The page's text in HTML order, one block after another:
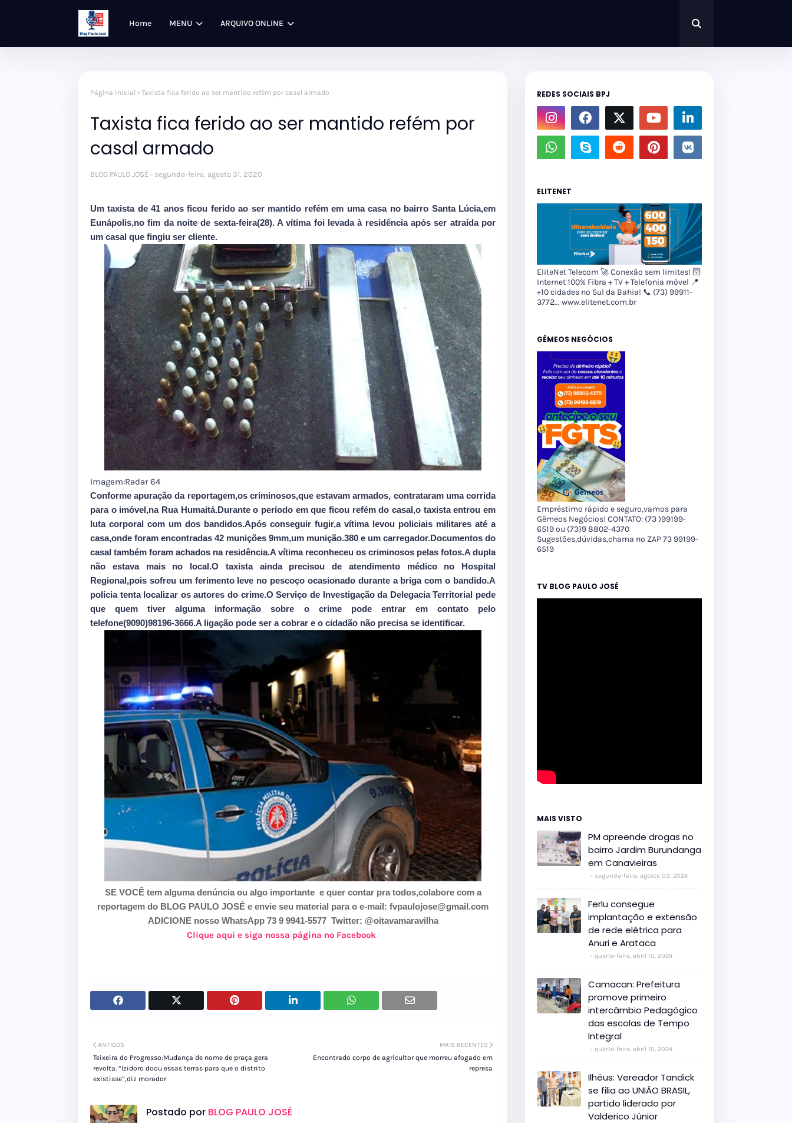
Home MENU ARQUIVO ONLINE
Página inicial Taxista fica ferido ao ser mantido refém por casal armado
Taxista fica ferido ao ser mantido refém por
casal armado
BLOG PAULO JOSÉ segunda-feira, agosto 31, 2020
Um taxista de 41 anos ficou ferido ao ser mantido refém em uma casa no bairro Santa Lúcia,em
Eunápolis,no fim da noite de sexta-feira(28). A vítima foi levada à residência após ser atraída por
um casal que fingiu ser cliente.
Imagem:Radar 64
Conforme apuração da reportagem,os criminosos,que estavam armados, contrataram uma corrida
para o imóvel,na Rua Humaitá.Durante o período em que ficou refém do casal,o taxista entrou em
luta corporal com um dos bandidos.Após conseguir fugir,a vítima levou policiais militares até a
casa,onde foram encontradas 42 munições 9mm,um munição.380 e um carregador.Documentos do
casal também foram achados na residência.A vítima reconheceu os criminosos pelas fotos.A dupla
não estava mais no local.O taxista ainda precisou de atendimento médico no Hospital
Regional,pois sofreu um ferimento leve no pescoço ocasionado durante a briga com o bandido.A
polícia tenta localizar os autores do crime.O Serviço de Investigação da Delegacia Territorial pede
que quem tiver alguma informação sobre o crime pode entrar em contato pelo
telefone(9090)98196-3666.A ligação pode ser a cobrar e o cidadão não precisa se identificar.
SE VOCÊ tem alguma denúncia ou algo importante e quer contar pra todos,colabore com a
reportagem do BLOG PAULO JOSÉ e envie seu material para o e-mail: fvpaulojose@gmail.com
ADICIONE nosso WhatsApp 73 9 9941-5577 Twitter: @oitavamaravilha
Clique aqui e siga nossa página no Facebook
MAIS RECENTES
Encontrado corpo de agricultor que morreu afogado em
represa
ANTIGOS
Teixeira do Progresso:Mudança de nome de praça gera
revolta. “Izidoro doou essas terras para que o distrito
existisse”,diz morador
Postado por BLOG PAULO JOSÉ
REDES SOCIAIS BPJ
ELITENET
EliteNet Telecom 🚀 Conexão sem limites! 🛜
Internet 100% Fibra + TV + Telefonia móvel 📍
+10 cidades no Sul da Bahia! 📞 (73) 99911-
3772... www.elitenet.com.br
GÊMEOS NEGÓCIOS
Empréstimo rápido e seguro,vamos para
Gêmeos Negócios! CONTATO: (73 )99199-
6519 ou (73)9 8802-4370
Sugestões,dúvidas,chama no ZAP 73 99199-
6519
TV BLOG PAULO JOSÉ
MAIS VISTO
PM apreende drogas no
bairro Jardim Burundanga
em Canavieiras
segunda-feira, agosto 03, 2026
Ferlu consegue
implantação e extensão
de rede elétrica para
Anuri e Arataca
quarta-feira, abril 10, 2024
Camacan: Prefeitura
promove primeiro
intercâmbio Pedagógico
das escolas de Tempo
Integral
quarta-feira, abril 10, 2024
Ilhéus: Vereador Tandick
se filia ao UNIÃO BRASIL,
partido liderado por
Valderico Júnior